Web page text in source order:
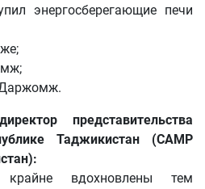
энергосберегающие печи
представительства
Таджикистан (CAMP
вдохновлены тем